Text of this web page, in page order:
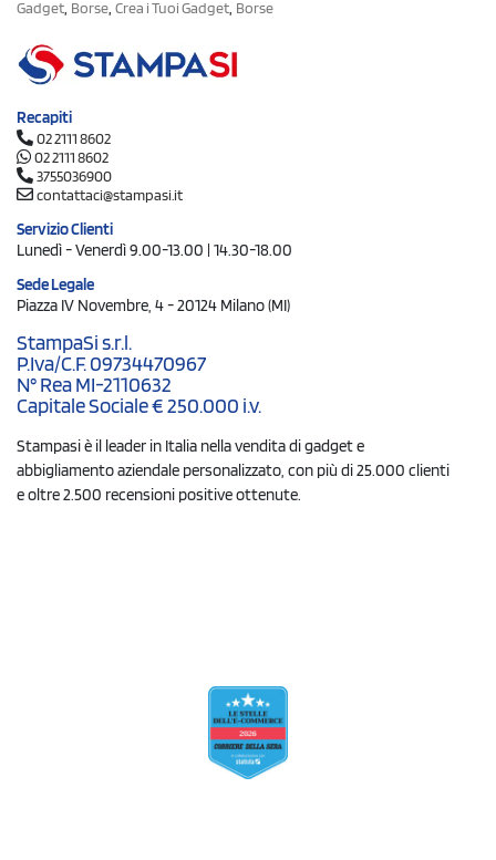
Gadget, Borse, Crea i Tuoi Gadget, Borse
Recapiti
02 2111 8602
02 2111 8602
3755036900
contattaci@stampasi.it
Servizio Clienti
Lunedì - Venerdì 9.00-13.00 | 14.30-18.00
Sede Legale
Piazza IV Novembre, 4 - 20124 Milano (MI)
StampaSi s.r.l.
P.Iva/C.F. 09734470967
N° Rea MI-2110632
Capitale Sociale € 250.000 i.v.
Stampasi è il leader in Italia nella vendita di gadget e
abbigliamento aziendale personalizzato, con più di 25.000 clienti
e oltre 2.500 recensioni positive ottenute.